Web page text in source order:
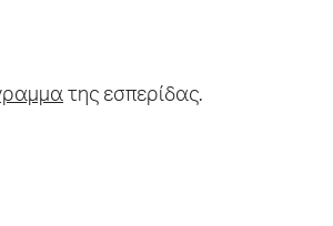
της εσπερίδας.